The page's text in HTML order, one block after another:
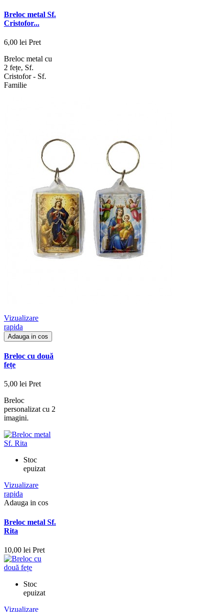
Breloc metal Sf.
Cristofor...
6,00 lei Pret
Breloc metal cu
2 fețe, Sf.
Cristofor - Sf.
Familie
Vizualizare
rapida
Adauga in cos
Breloc cu două
fețe
5,00 lei Pret
Breloc
personalizat cu 2
imagini.
Stoc
epuizat
Vizualizare
rapida
Adauga in cos
Breloc metal Sf.
Rita
10,00 lei Pret
Stoc
epuizat
Vizualizare